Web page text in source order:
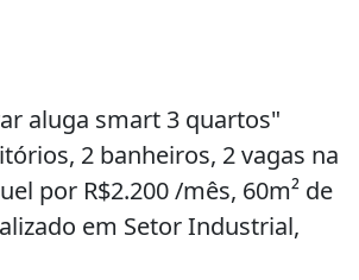
aluga smart 3 quartos"
2 banheiros, 2 vagas na
por R$2.200 /mês, 60m² de
em Setor Industrial,